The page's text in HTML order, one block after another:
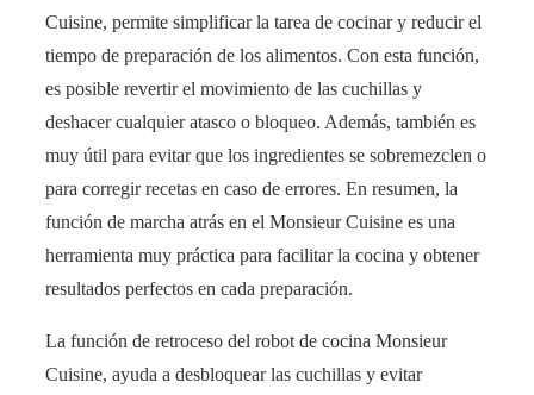
Cuisine, permite simplificar la tarea de cocinar y reducir el
tiempo de preparación de los alimentos. Con esta función,
es posible revertir el movimiento de las cuchillas y
deshacer cualquier atasco o bloqueo. Además, también es
muy útil para evitar que los ingredientes se sobremezclen o
para corregir recetas en caso de errores. En resumen, la
función de marcha atrás en el Monsieur Cuisine es una
herramienta muy práctica para facilitar la cocina y obtener
resultados perfectos en cada preparación.
La función de retroceso del robot de cocina Monsieur
Cuisine, ayuda a desbloquear las cuchillas y evitar